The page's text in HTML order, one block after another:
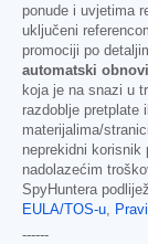
ponude i uvjetima
uključeni
promociji po
automatski
koja je na snazi u
razdoblje pretplate
materijalima/
neprekidni
nadolazećim
SpyHuntera
EULA/TOS-u,
------